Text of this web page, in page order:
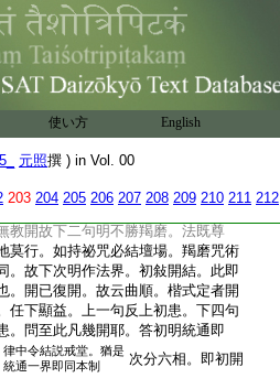
使い方 English
元照撰 ) in Vol. 00
203 204 205 206 207 208 209 210 211 212
處。令無別衆罪。此三分相宗旨甚
中初明統通自然。即上剡浮一集。
有即聚落。水即水界陸即道行。四
無不盡。未分已前通爲一集。後下
然。即初開也。初三句敍縁開。隨境
。分限即界量。人下釋名。不假造作。
。言界起者但是隨身到處即有界
有法生起也。約下指量可知。作法中
然。上二句通標。設下別釋有二。初
縮有妨。教文定者六相分齊也。用
教開故下二句明不勝羯磨。法既尊
莫行。如持祕咒必結壇場。羯磨咒術
。故下次明作法界。初敍開結。此即
。開已復開。故云曲順。楷式定者開
任下顯益。上一句反上初患。下四句
。問至此凡幾開耶。答初明統通即
律中令結説戒堂。猶是
統通一界即同本制
次分六相。即初開